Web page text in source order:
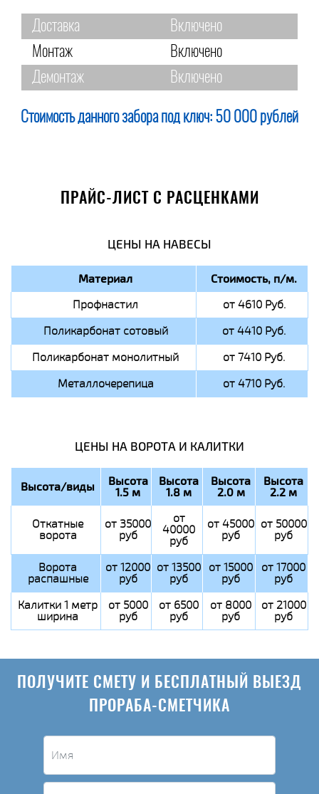
Доставка
Включено
Монтаж
Включено
Демонтаж
Включено
Стоимость данного забора под ключ: 50 000 рублей
ПРАЙС-ЛИСТ С РАСЦЕНКАМИ
ЦЕНЫ НА НАВЕСЫ
Материал Стоимость, п/м.
Профнастил
от 4610 Руб.
Поликарбонат сотовый
от 4410 Руб.
Поликарбонат монолитный
от 7410 Руб.
Металлочерепица
от 4710 Руб.
ЦЕНЫ НА ВОРОТА И КАЛИТКИ
Высота/виды Высота
1.5 м
Высота
1.8 м
Высота
2.0 м
Высота
2.2 м
Откатные
ворота
от 35000
руб
от
40000
руб
от 45000
руб
от 50000
руб
Ворота
распашные
от 12000
руб
от 13500
руб
от 15000
руб
от 17000
руб
Калитки 1 метр
ширина
от 5000
руб
от 6500
руб
от 8000
руб
от 21000
руб
ПОЛУЧИТЕ СМЕТУ И БЕСПЛАТНЫЙ ВЫЕЗД
ПРОРАБА-СМЕТЧИКА